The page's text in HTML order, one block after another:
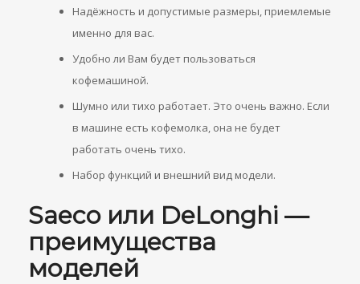
Надёжность и допустимые размеры, приемлемые
именно для вас.
Удобно ли Вам будет пользоваться
кофемашиной.
Шумно или тихо работает. Это очень важно. Если
в машине есть кофемолка, она не будет
работать очень тихо.
Набор функций и внешний вид модели.
Saeco или DeLonghi —
преимущества
моделей